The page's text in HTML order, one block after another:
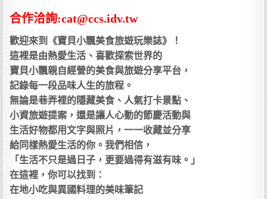
合作洽詢:cat@ccs.idv.tw
歡迎來到《寶貝小飄美食旅遊玩樂誌》！
這裡是由熱愛生活、喜歡探索世界的
寶貝小飄親自經營的美食與旅遊分享平台，
記錄每一段品味人生的旅程。
無論是巷弄裡的隱藏美食、人氣打卡景點、
小資旅遊提案，還是讓人心動的節慶活動與
生活好物都用文字與照片，一一收藏並分享
給同樣熱愛生活的你。我們相信，
「生活不只是過日子，更要過得有滋有味。」
在這裡，你可以找到：
在地小吃與異國料理的美味筆記